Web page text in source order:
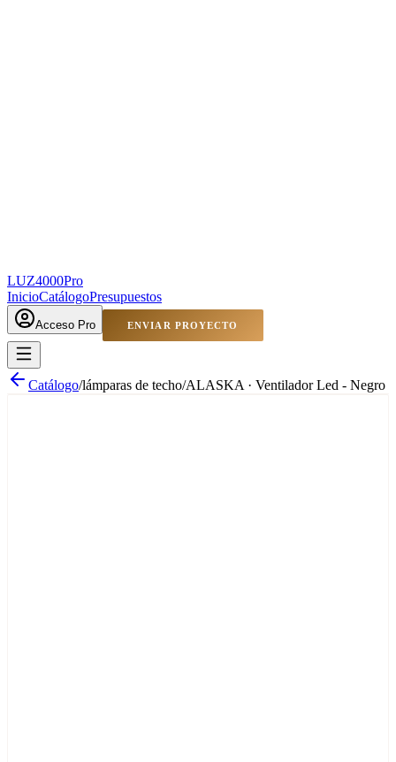
LUZ4000Pro
InicioCatálogoPresupuestos
Acceso Pro ENVIAR PROYECTO
Catálogo/lámparas de techo/ALASKA · Ventilador Led - Negro